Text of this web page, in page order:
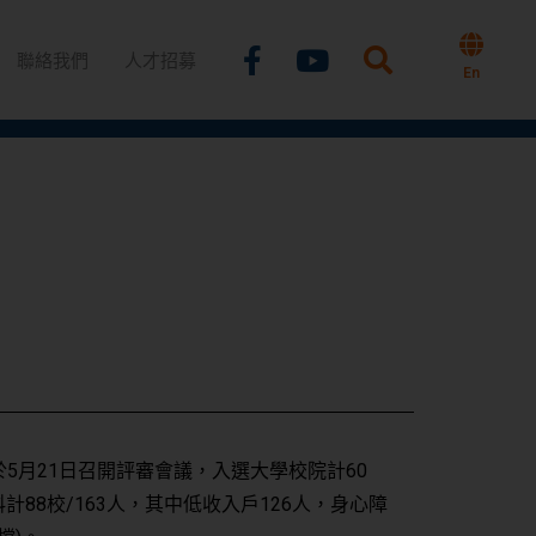
聯絡我們 人才招募 Facebook-
f
Youtube
En
月21日召開評審會議，入選大學校院計60
88校/163人，其中低收入戶126人，身心障